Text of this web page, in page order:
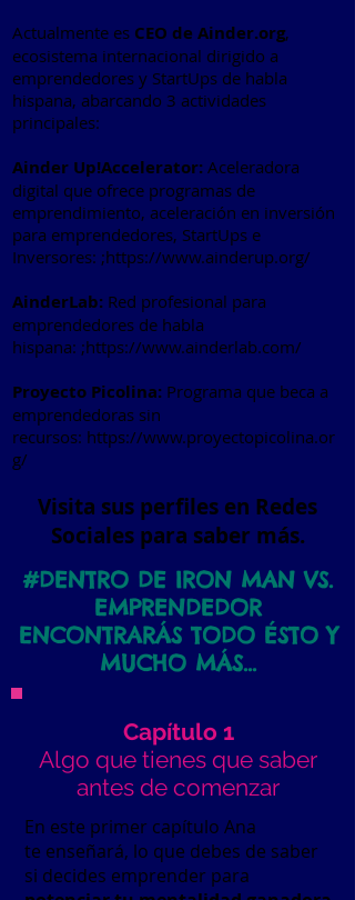
Actualmente es CEO de Ainder.org,
ecosistema internacional dirigido a
emprendedores y StartUps de habla
hispana, abarcando 3 actividades
principales:
Ainder Up!Accelerator: Aceleradora
digital que ofrece programas de
emprendimiento, aceleración en inversión
para emprendedores, StartUps e
Inversores: ;https://www.ainderup.org/
AinderLab: Red profesional para
emprendedores de habla
hispana: ;https://www.ainderlab.com/
Proyecto Picolina: Programa que beca a
emprendedoras sin
recursos: https://www.proyectopicolina.or
g/
Visita sus perfiles en Redes
Sociales para saber más.
#DENTRO DE IRON MAN VS.
EMPRENDEDOR
ENCONTRARÁSTODO ÉSTO Y
MUCHO MÁS...
Capítulo 1
Algo que tienes que saber
antes de comenzar
En este primer capítulo Ana
te enseñará, lo que debes de saber
si decides emprender para